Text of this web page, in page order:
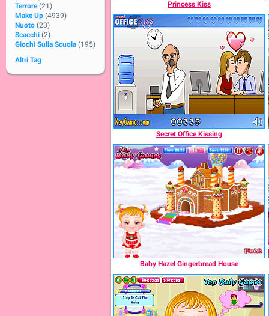
Terrore (21)
Make Up (4939)
Nuoto (23)
Scacchi (2)
Giochi Sulla Scuola (195)
Altri Tag
Princess Kiss
Secret Office Kissing
Baby Hazel Gingerbread House